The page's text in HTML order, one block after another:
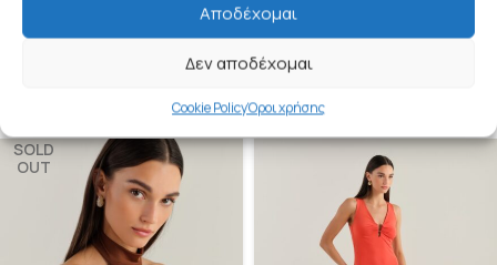
Αποδέχομαι
Δεν αποδέχομαι
Cookie PolicyΌροι χρήσης
GRACE
Μακριά Ψηλόμεση Φούστα με
CINDY
Μίνι Ντραπέ Ασύμμετρο
Φόρεμα
SOLD
OUT